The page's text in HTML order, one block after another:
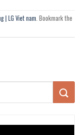
| LG Viet nam. Bookmark the